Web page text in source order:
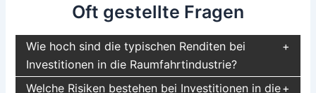
Oft gestellte Fragen
Wie hoch sind die typischen Renditen bei
Investitionen in die Raumfahrtindustrie?
Welche Risiken bestehen bei Investitionen in die